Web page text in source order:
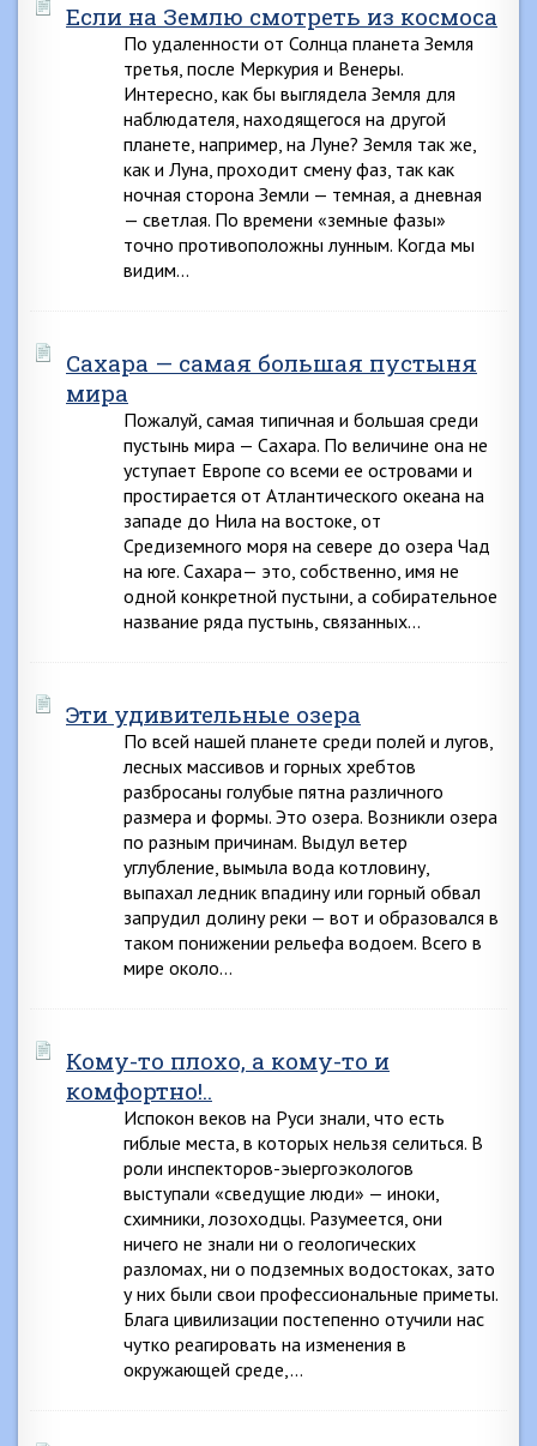
Если на Землю смотреть из космоса
По удаленности от Солнца планета Земля
третья, после Меркурия и Венеры.
Интересно, как бы выглядела Земля для
наблюдателя, находящегося на другой
планете, например, на Луне? Земля так же,
как и Луна, проходит смену фаз, так как
ночная сторона Земли — темная, а дневная
— светлая. По времени «земные фазы»
точно противоположны лунным. Когда мы
видим…
Сахара — самая большая пустыня
мира
Пожалуй, самая типичная и большая среди
пустынь мира — Сахара. По величине она не
уступает Европе со всеми ее островами и
простирается от Атлантического океана на
западе до Нила на востоке, от
Средиземного моря на севере до озера Чад
на юге. Сахара— это, собственно, имя не
одной конкретной пустыни, а собирательное
название ряда пустынь, связанных…
Эти удивительные озера
По всей нашей планете среди полей и лугов,
лесных массивов и горных хребтов
разбросаны голубые пятна различного
размера и формы. Это озера. Возникли озера
по разным причинам. Выдул ветер
углубление, вымыла вода котловину,
выпахал ледник впадину или горный обвал
запрудил долину реки — вот и образовался в
таком понижении рельефа водоем. Всего в
мире около…
Кому-то плохо, а кому-то и
комфортно!..
Испокон веков на Руси знали, что есть
гиблые места, в которых нельзя селиться. В
роли инспекторов-эыергоэкологов
выступали «сведущие люди» — иноки,
схимники, лозоходцы. Разумеется, они
ничего не знали ни о геологических
разломах, ни о подземных водостоках, зато
у них были свои профессиональные приметы.
Блага цивилизации постепенно отучили нас
чутко реагировать на изменения в
окружающей среде,…